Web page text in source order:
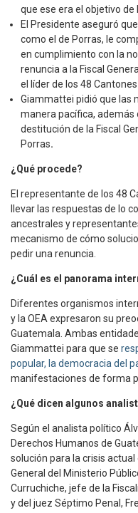
que ese era el objetivo de
El Presidente aseguró
como el de Porras, le
en cumplimiento con la
renuncia a la Fiscal
el líder de los 48
Giammattei pidió que las
manera pacífica, además
destitución de la Fiscal
Porras.
¿Qué procede?
El representante de los 48
llevar las respuestas de lo
ancestrales y
mecanismo de cómo
pedir una renuncia.
¿Cuál es el panorama
Diferentes organismos
y la OEA expresaron su
Guatemala. Ambas
Giammattei para que se
popular, la democracia del
manifestaciones de forma
¿Qué dicen algunos
Según el analista político
Derechos Humanos de
solución para la crisis actual
General del Ministerio
Curruchiche, jefe de la
y del juez Séptimo Penal,